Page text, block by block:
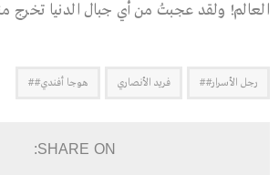
العالم! ولقد عجبتُ من أي جبال الدنيا تخرج
رجل الأسرار## فريد الأنصاري هوجا أفندي##
SHARE ON: